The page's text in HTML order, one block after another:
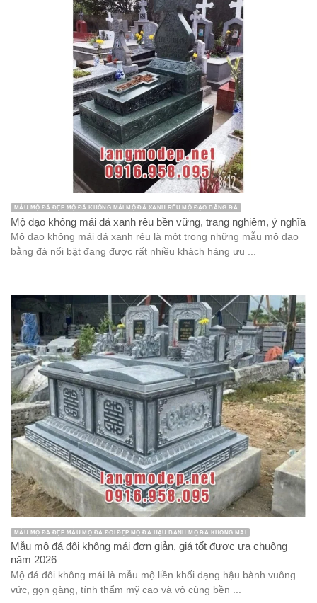
MẪU LƯ HƯƠNG ĐÁ ĐẸP PHONG THỦY TÂM LINH ĐỒ THỜ
Đỉnh hương công giáo đá xanh rêu bền vững, chất lượng năm
2026
Đỉnh hương công giáo đá xanh rêu là một trong những vật phẩm
tâm linh được thiết kế dành riêng cho những người theo đạo ...
MẪU MỘ ĐÁ ĐẸP MỘ TAM CẤP ĐÁ MỘ ĐÁ MỘT MÁI MỘ ĐÁ ĐƠN
Mẫu mộ tam cấp đá 1 mái đao tinh tế, chất lượng năm 2026
Mộ tam cấp đá 1 mái đao là một trong những sản phẩm đá mỹ
nghệ rất được ưa chuộng trong lĩnh vực xây dựng ...